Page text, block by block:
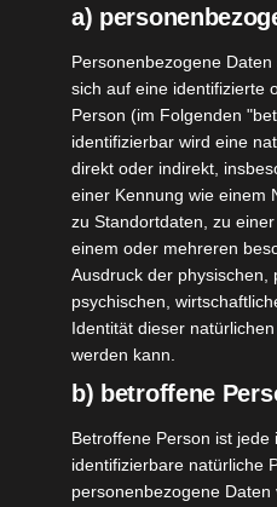
GLOSS BOSS von
Mai 6, 2023 Haushalt
9
02, 2022
mini
facilia DRECKWEG
Februar 9, 2022 | Haushalt ,
a)
Personenbezogene
sich auf eine identifizierte
Person (im Folgenden
identifizierbar wird eine
direkt oder indirekt,
einer Kennung wie einem
zu Standortdaten, zu
einem oder mehreren
Ausdruck der physischen,
psychischen,
Identität dieser
werden kann.
b) betroffene
Betroffene Person ist jede
identifizierbare natürliche
personenbezogene